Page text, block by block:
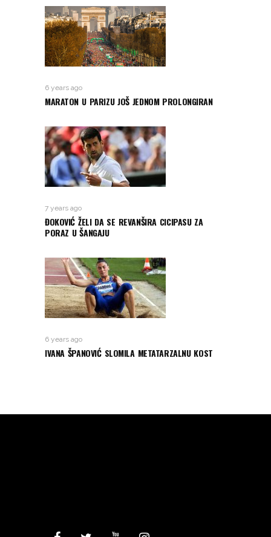
6 years ago
MARATON U PARIZU JOŠ JEDNOM PROLONGIRAN
7 years ago
ĐOKOVIĆ ŽELI DA SE REVANŠIRA CICIPASU ZA
PORAZ U ŠANGAJU
6 years ago
IVANA ŠPANOVIĆ SLOMILA METATARZALNU KOST